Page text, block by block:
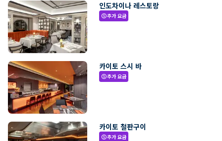
인도차이나 레스토랑
paid추가 요금
카이토 스시 바
paid추가 요금
카이토 철판구이
paid추가 요금